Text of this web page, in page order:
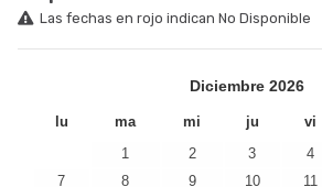
Las fechas en rojo indican No Disponible
Diciembre 2026
lu ma mi ju vi
1 2 3 4
7
8 9 10 11